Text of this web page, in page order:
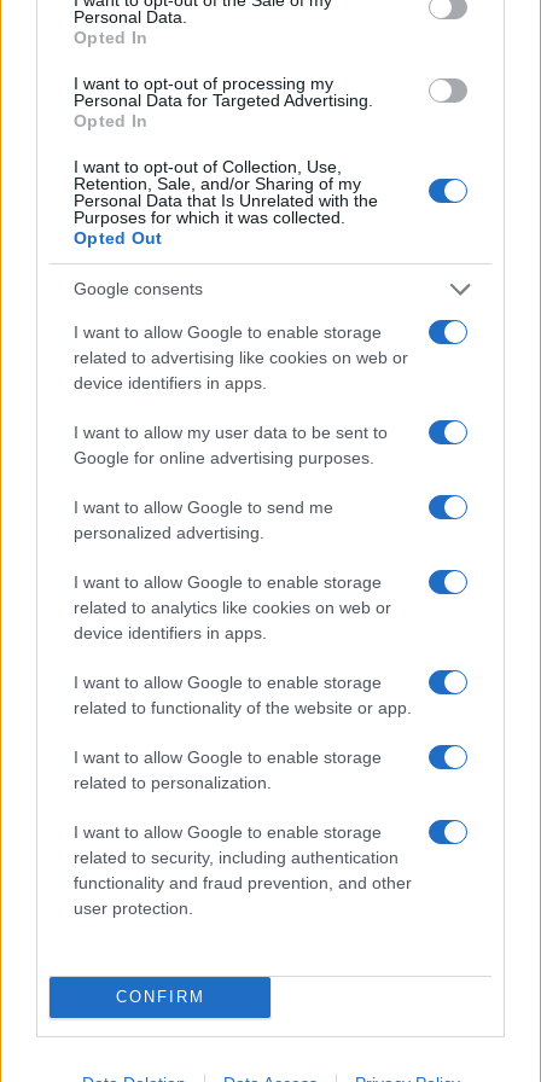
Personal Data.
Opted In
I want to opt-out of processing my
Personal Data for Targeted Advertising.
Opted In
I want to opt-out of Collection, Use,
Retention, Sale, and/or Sharing of my
Personal Data that Is Unrelated with the
Purposes for which it was collected.
Opted Out
Google consents
I want to allow Google to enable storage
related to advertising like cookies on web or
device identifiers in apps.
I want to allow my user data to be sent to
Google for online advertising purposes.
I want to allow Google to send me
personalized advertising.
I want to allow Google to enable storage
related to analytics like cookies on web or
device identifiers in apps.
I want to allow Google to enable storage
related to functionality of the website or app.
I want to allow Google to enable storage
related to personalization.
I want to allow Google to enable storage
related to security, including authentication
functionality and fraud prevention, and other
user protection.
CONFIRM
fokozatos újjáépítéséről szól.
A terv értelmében Izrael fokozatosan
kivonulna az ellenőrzése alatt álló
területekről, helyüket nemzetközi erők
vennék át, miközben ideiglenes
lakónegyedeket építenének a lakosság
számára. A végleges, többszintes városrészek
kialakítása csak később kezdődne meg. A
teljes újjáépítési program várhatóan tíz évet
venne igénybe.
Végre: Trump Béketanácsa kizárta,
Gázában
Új tárgyalások kezdődnek Kairóban
Bár a Hamász kormányának feloszlatása
fontos gesztus lehet a politikai rendezés
felé, a terrorszervezet továbbra is ellenáll a
lefegyverzésnek. Az Asharq Al-Awsat
palesztin forrásai szerint a következő két
napban újabb tárgyalások kezdődnek
Kairóban, amelyeken a Hamász és a közvetítő
országok képviselői vesznek részt.
nézetkülönbségek csökkentése, hogy
előrelépés történhessen a gázai tűzszünet
második szakaszának végrehajtásában. Ennek